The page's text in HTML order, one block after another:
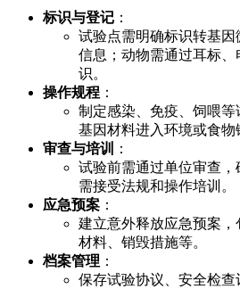
​标识与登记​ ​：
试验点需明确标识转基
信息；动物需通过耳标
识。
​操作规程​ ​：
制定感染、免疫、饲喂
基因材料进入环境或食物
​审查与培训​
​：
试验前需通过单位审查
需接受法规和操作培训。
​应急预案​ ​：
建立意外释放应急预案
材料、销毁措施等。
​档案管理​ ​：
保存试验协议、安全检查